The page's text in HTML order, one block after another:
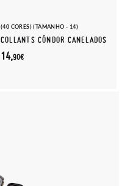
(40 CORES) (TAMANHO - 14)
COLLANTS CÓNDOR CANELADOS
14,90€